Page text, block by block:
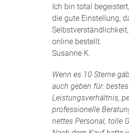
Ich bin total
die gute Einstellung,
online bestellt.
Susanne K.
Wenn es 10 Sterne
auch geben für:
Leistungsverhältnis,
professionelle
nettes Personal, tolle